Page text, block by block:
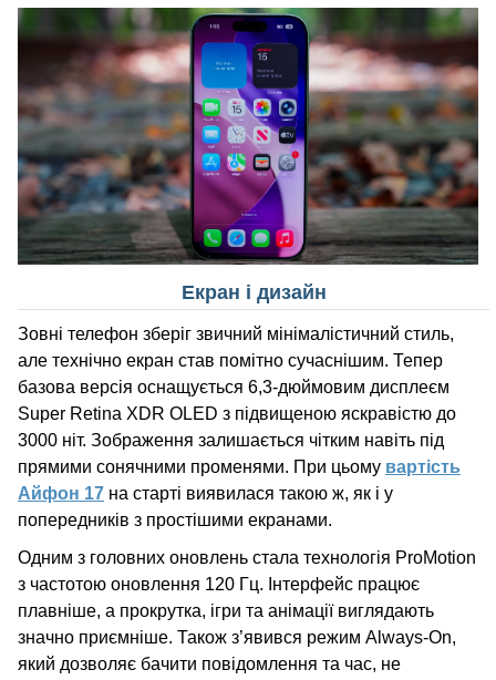
Екран і дизайн
Зовні телефон зберіг звичний мінімалістичний стиль,
але технічно екран став помітно сучаснішим. Тепер
базова версія оснащується 6,3-дюймовим дисплеєм
Super Retina XDR OLED з підвищеною яскравістю до
3000 ніт. Зображення залишається чітким навіть під
прямими сонячними променями. При цьому вартість
Айфон 17 на старті виявилася такою ж, як і у
попередників з простішими екранами.
Одним з головних оновлень стала технологія ProMotion
з частотою оновлення 120 Гц. Інтерфейс працює
плавніше, а прокрутка, ігри та анімації виглядають
значно приємніше. Також з’явився режим Always-On,
який дозволяє бачити повідомлення та час, не